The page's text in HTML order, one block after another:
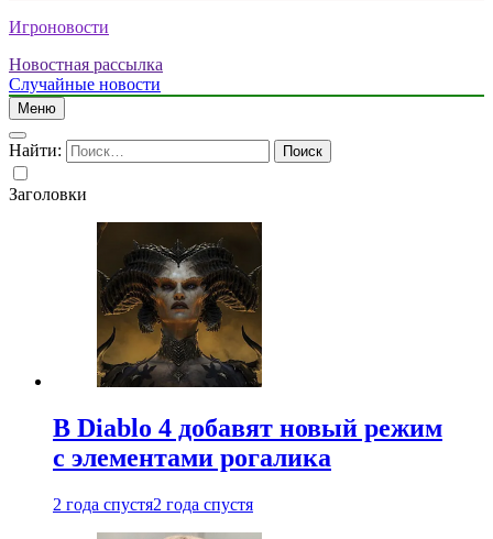
Игроновости
Новостная рассылка
Случайные новости
Меню
Найти:
Заголовки
В Diablo 4 добавят новый режим
с элементами рогалика
2 года спустя2 года спустя